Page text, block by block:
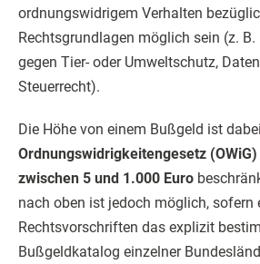
ordnungswidrigem Verhalten
Rechtsgrundlagen möglich sein (z. B.
gegen Tier- oder Umweltschutz,
Steuerrecht).
Die Höhe von einem Bußgeld ist
Ordnungswidrigkeitengesetz (OWiG)
zwischen 5 und 1.000 Euro
nach oben ist jedoch möglich, sofern
Rechtsvorschriften das explizit
Bußgeldkatalog einzelner